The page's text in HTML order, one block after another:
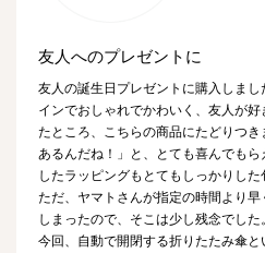
友人へのプレゼントに
友人の誕生日プレゼントに購入しま
インでおしゃれでかわいく、友人が
たところ、こちらの商品にたどりつ
あるんだね！」と、とても喜んでも
したラッピングもとてもしっかりした
ただ、ヤマトさんが指定の時間より
しまったので、そこは少し残念でした。
今回、自動で開閉する折りたたみ傘